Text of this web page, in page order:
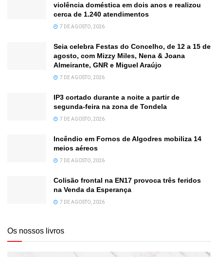
violência doméstica em dois anos e realizou
cerca de 1.240 atendimentos
7 DE AGOSTO, 2026
Seia celebra Festas do Concelho, de 12 a 15 de
agosto, com Mizzy Miles, Nena & Joana
Almeirante, GNR e Miguel Araújo
7 DE AGOSTO, 2026
IP3 cortado durante a noite a partir de
segunda-feira na zona de Tondela
7 DE AGOSTO, 2026
Incêndio em Fornos de Algodres mobiliza 14
meios aéreos
7 DE AGOSTO, 2026
Colisão frontal na EN17 provoca três feridos
na Venda da Esperança
7 DE AGOSTO, 2026
Os nossos livros